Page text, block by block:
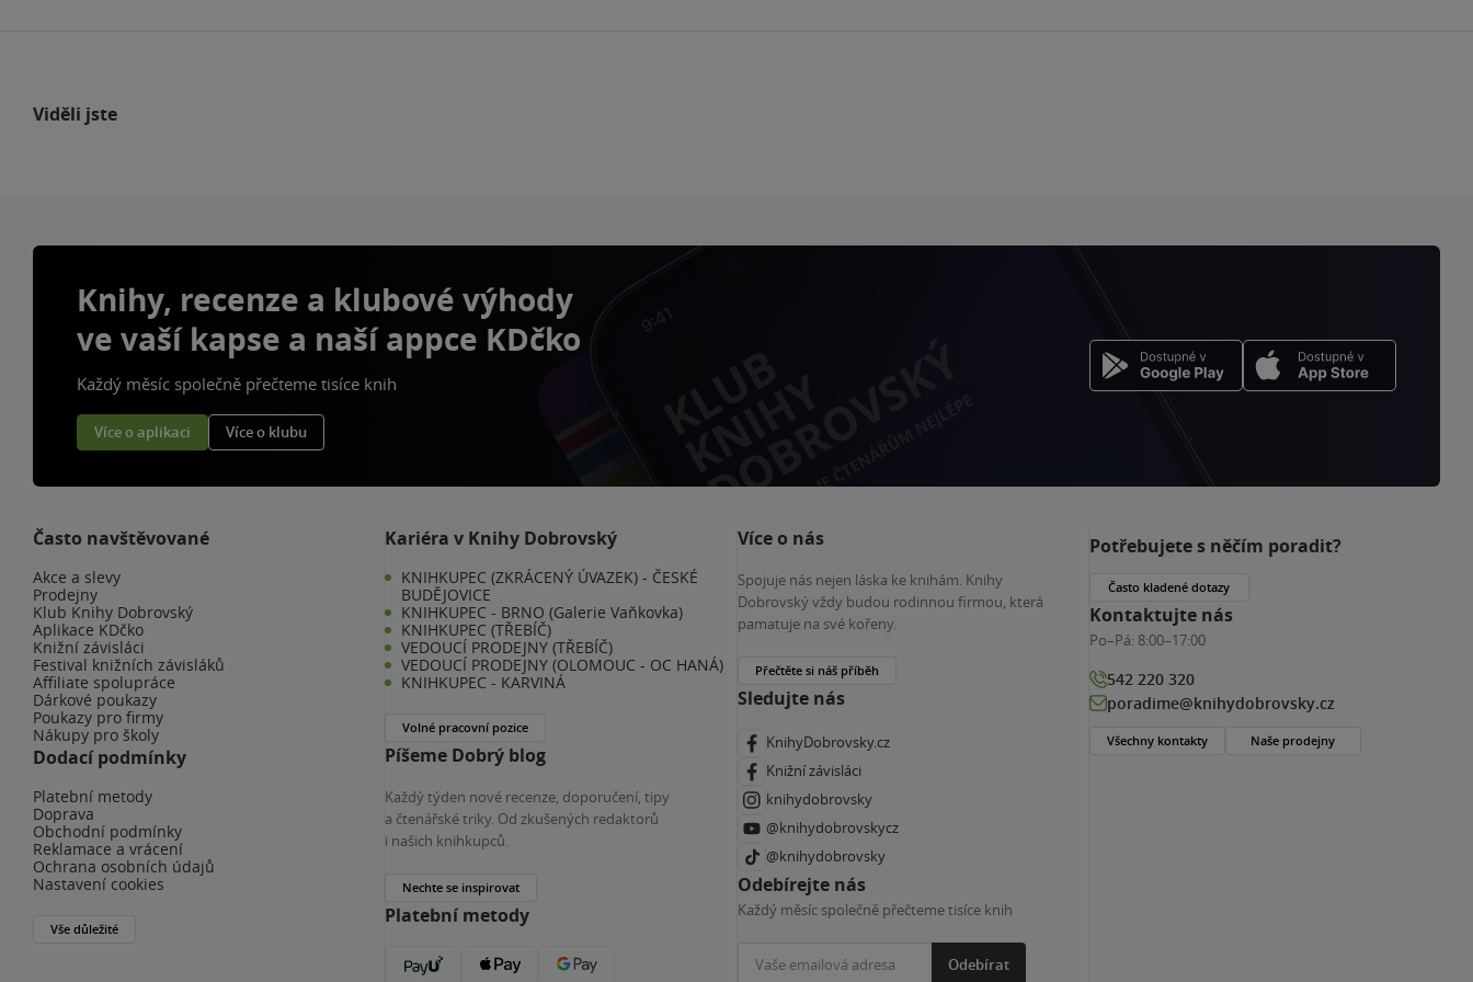
Viděli jste
Knihy, recenze a klubové výhody
ve vaší kapse a naší appce KDčko
Každý měsíc společně přečteme tisíce knih
Více o aplikaci Více o klubu
Často navštěvované
Akce a slevy
Prodejny
Klub Knihy Dobrovský
Aplikace KDčko
Knižní závisláci
Festival knižních závisláků
Affiliate spolupráce
Dárkové poukazy
Poukazy pro firmy
Nákupy pro školy
Dodací podmínky
Platební metody
Doprava
Obchodní podmínky
Reklamace a vrácení
Ochrana osobních údajů
Nastavení cookies
Vše důležité
Kariéra v Knihy Dobrovský
KNIHKUPEC (ZKRÁCENÝ ÚVAZEK) - ČESKÉ
BUDĚJOVICE
KNIHKUPEC - BRNO (Galerie Vaňkovka)
KNIHKUPEC (TŘEBÍČ)
VEDOUCÍ PRODEJNY (TŘEBÍČ)
VEDOUCÍ PRODEJNY (OLOMOUC - OC HANÁ)
KNIHKUPEC - KARVINÁ
Volné pracovní pozice
Píšeme Dobrý blog
Každý týden nové recenze, doporučení, tipy
a čtenářské triky. Od zkušených redaktorů
i našich knihkupců.
Nechte se inspirovat
Platební metody
Více o nás
Spojuje nás nejen láska ke knihám. Knihy
Dobrovský vždy budou rodinnou firmou, která
pamatuje na své kořeny.
Přečtěte si náš příběh
Sledujte nás
KnihyDobrovsky.cz
Knižní závisláci
knihydobrovsky
@knihydobrovskycz
@knihydobrovsky
Odebírejte nás
Každý měsíc společně přečteme tisíce knih
Odebírat
Potřebujete s něčím poradit?
Často kladené dotazy
Kontaktujte nás
Po–Pá: 8:00–17:00
542 220 320
poradime@knihydobrovsky.cz
Všechny kontakty Naše prodejny